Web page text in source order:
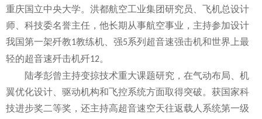
重庆国立中央大学。洪都航空工业集团研究员、飞机总设计
师、科技委名誉主任，他长期从事航空事业，主持参加设计
我国第一架歼教1教练机、强5系列超音速强击机和世界上最
轻的超音速歼击机歼12。
陆孝彭曾主持变掠技术重大课题研究，在气动布局、机
翼优化设计、驱动机构和飞控系统方面取得突破。获国家科
技进步奖二等奖，还主持高超音速空天往返载人系统第一级